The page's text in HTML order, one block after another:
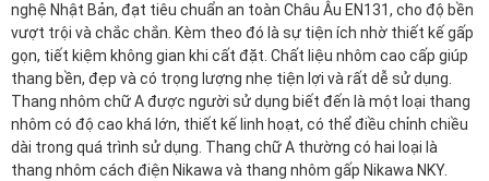
nghệ Nhật Bản, đạt tiêu chuẩn an toàn Châu Âu EN131, cho độ bền
vượt trội và chắc chắn. Kèm theo đó là sự tiện ích nhờ thiết kế gấp
gọn, tiết kiệm không gian khi cất đặt. Chất liệu nhôm cao cấp giúp
thang bền, đẹp và có trọng lượng nhẹ tiện lợi và rất dễ sử dụng.
Thang nhôm chữ A được người sử dụng biết đến là một loại thang
nhôm có độ cao khá lớn, thiết kế linh hoạt, có thể điều chỉnh chiều
dài trong quá trình sử dụng. Thang chữ A thường có hai loại là
thang nhôm cách điện Nikawa và thang nhôm gấp Nikawa NKY.